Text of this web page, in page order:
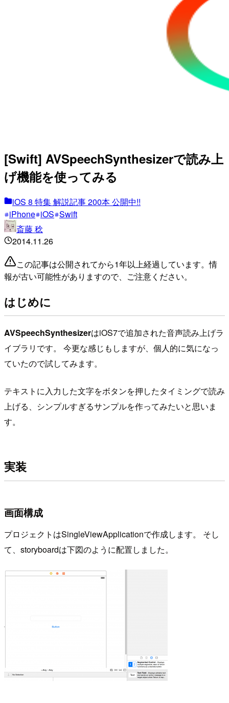
[Swift] AVSpeechSynthesizerで読み上
げ機能を使ってみる
iOS 8 特集 解説記事 200本 公開中!!
iPhone iOS Swift
斎藤 稔
2014.11.26
この記事は公開されてから1年以上経過しています。情
報が古い可能性がありますので、ご注意ください。
はじめに
AVSpeechSynthesizerはiOS7で追加された音声読み上げラ
イブラリです。 今更な感じもしますが、個人的に気になっ
ていたので試してみます。
テキストに入力した文字をボタンを押したタイミングで読み
上げる、シンプルすぎるサンプルを作ってみたいと思いま
す。
実装
画面構成
プロジェクトはSingleViewApplicationで作成します。 そし
て、storyboardは下図のように配置しました。